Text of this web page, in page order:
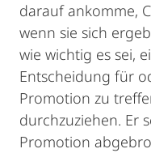
darauf ankomme,
wenn sie sich
wie wichtig es sei,
Entscheidung für
Promotion zu
durchzuziehen. Er
Promotion